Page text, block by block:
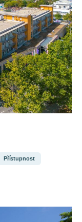
Přístupnost